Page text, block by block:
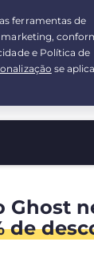
por
/mês
Ghost
de